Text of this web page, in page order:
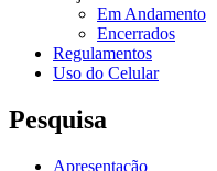
Em Andamento
Encerrados
Regulamentos
Uso do Celular
Pesquisa
Apresentação